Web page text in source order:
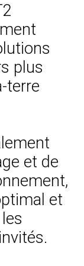
plus
terre
et de
et